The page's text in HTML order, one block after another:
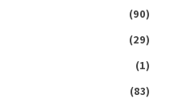
(90)
(29)
(1)
(83)